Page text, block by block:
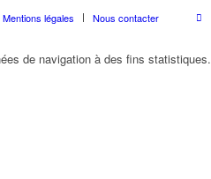
Mentions légales Nous contacter
de navigation à des fins statistiques.